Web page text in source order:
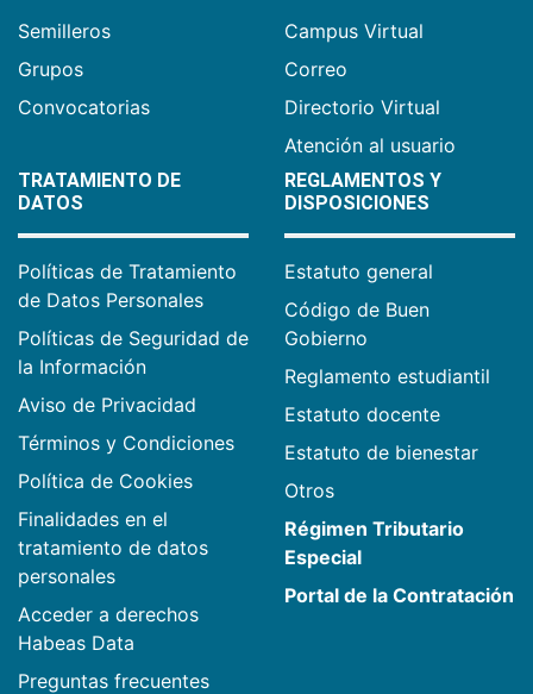
Semilleros
Grupos
Convocatorias
Campus Virtual
Correo
Directorio Virtual
Atención al usuario
TRATAMIENTO DE
DATOS
Políticas de Tratamiento
de Datos Personales
Políticas de Seguridad de
la Información
Aviso de Privacidad
Términos y Condiciones
Política de Cookies
Finalidades en el
tratamiento de datos
personales
Acceder a derechos
Habeas Data
Preguntas frecuentes
REGLAMENTOS Y
DISPOSICIONES
Estatuto general
Código de Buen
Gobierno
Reglamento estudiantil
Estatuto docente
Estatuto de bienestar
Otros
Régimen Tributario
Especial
Portal de la Contratación